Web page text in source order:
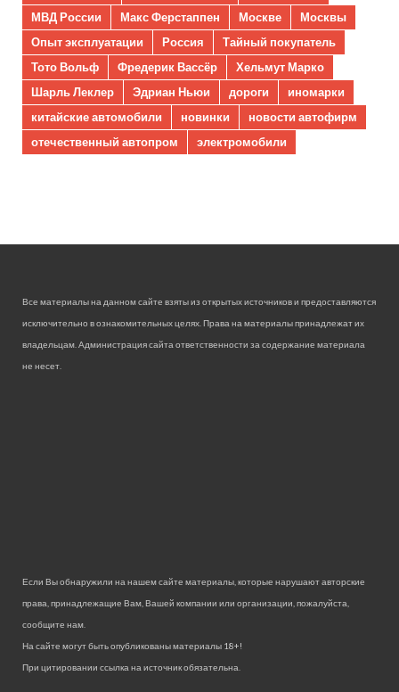
МВД России
Макс Ферстаппен Москве
Москвы
Опыт эксплуатации
Россия
Тайный покупатель
Тото Вольф
Фредерик Вассёр
Хельмут Марко
Шарль Леклер
Эдриан Ньюи дороги
иномарки
китайские автомобили
новинки
новости автофирм
отечественный автопром
электромобили
Все материалы на данном сайте взяты из открытых источников и предоставляются
исключительно в ознакомительных целях. Права на материалы принадлежат их
владельцам. Администрация сайта ответственности за содержание материала
не несет.
Если Вы обнаружили на нашем сайте материалы, которые нарушают авторские
права, принадлежащие Вам, Вашей компании или организации, пожалуйста,
сообщите нам.
На сайте могут быть опубликованы материалы 18+!
При цитировании ссылка на источник обязательна.